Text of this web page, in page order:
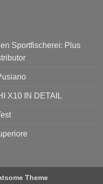
Sportfischerei: Plus
X10 IN DETAIL
Theme